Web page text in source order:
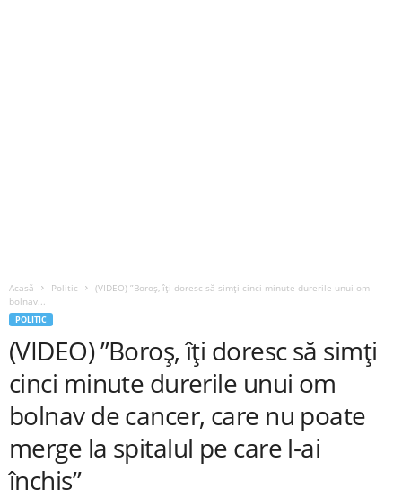
Acasă Politic
(VIDEO) ”Boroș, îți doresc să simți cinci minute durerile unui om
bolnav...
POLITIC
(VIDEO) ”Boroș, îți doresc să simți
cinci minute durerile unui om
bolnav de cancer, care nu poate
merge la spitalul pe care l-ai
închis”